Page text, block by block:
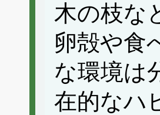
木の枝な
卵殻や食
な環境は
在的なハ